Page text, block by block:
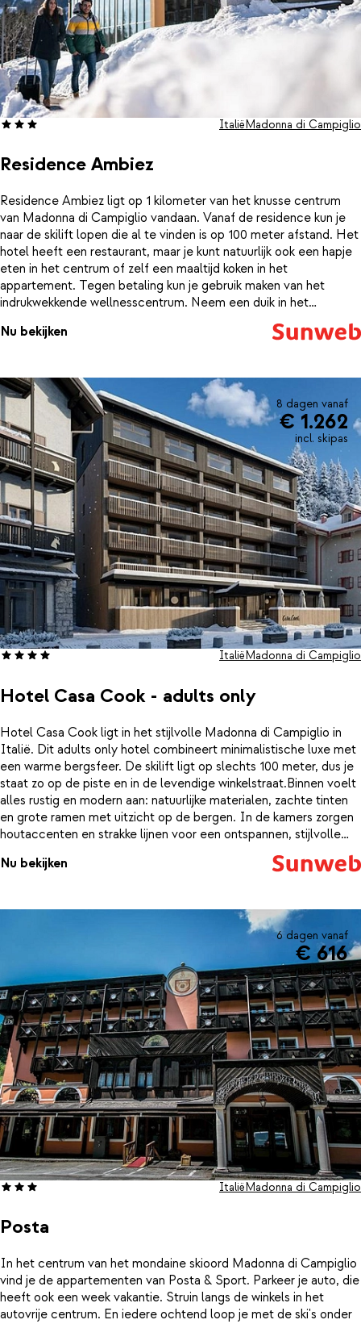
Residence Ambiez
ItaliëMadonna di Campiglio
Residence Ambiez ligt op 1 kilometer van het knusse centrum
van Madonna di Campiglio vandaan. Vanaf de residence kun je
naar de skilift lopen die al te vinden is op 100 meter afstand. Het
hotel heeft een restaurant, maar je kunt natuurlijk ook een hapje
eten in het centrum of zelf een maaltijd koken in het
appartement. Tegen betaling kun je gebruik maken van het
indrukwekkende wellnesscentrum. Neem een duik in het
zwembad, warm op in de sauna of maak gebruik van het Turks
stoombad. Neem na afloop plaats in de ontspanningsruimte en je
Nu bekijken
8 dagen vanaf
€ 1.262
incl. skipas
Hotel Casa Cook - adults only
ItaliëMadonna di Campiglio
Hotel Casa Cook ligt in het stijlvolle Madonna di Campiglio in
Italië. Dit adults only hotel combineert minimalistische luxe met
een warme bergsfeer. De skilift ligt op slechts 100 meter, dus je
staat zo op de piste en in de levendige winkelstraat.Binnen voelt
alles rustig en modern aan: natuurlijke materialen, zachte tinten
en grote ramen met uitzicht op de bergen. In de kamers zorgen
houtaccenten en strakke lijnen voor een ontspannen, stijlvolle
sfeer. Hier word je wakker met het zachte licht van de bergen en
de belofte van een actieve dag in de frisse sneeuw.Na het skiën
behandeling (tegen betaling) en sluit de dag af in het restaurant,
waar lokale, seizoensgebonden ingrediënten worden
gecombineerd met moderne invloeden. ’s Ochtends staat er een
uitgebreid ontbijt klaar en diner is eenvoudig bij te boeken.Dankzij
de centrale ligging zit je hier perfect: je loopt zo naar de lift en
staat binnen enkele minuten in het gezellige hart van het dorp.
Berg je materiaal op in de skiberging met skischoenverwarming
en geniet van warme, comfortabele voeten bij elke start. Hier
voelt elke dag als een stijlvolle winterescape.
Nu bekijken
6 dagen vanaf
€ 616
incl. skipas
Posta
ItaliëMadonna di Campiglio
In het centrum van het mondaine skioord Madonna di Campiglio
vind je de appartementen van Posta & Sport. Parkeer je auto, die
heeft ook een week vakantie. Struin langs de winkels in het
autovrije centrum. En iedere ochtend loop je met de ski's onder